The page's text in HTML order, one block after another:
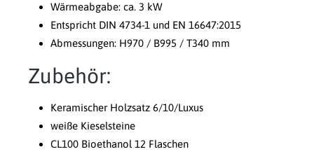
Wärmeabgabe: ca. 3 kW
Entspricht DIN 4734-1 und EN 16647:2015
Abmessungen: H970 / B995 / T340 mm
Zubehör:
Keramischer Holzsatz 6/10/Luxus
weiße Kieselsteine
CL100 Bioethanol 12 Flaschen